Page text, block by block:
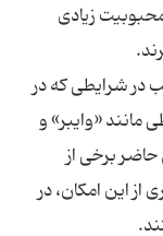
زیادی
شرایطی که در
مانند «وایبر» و
برخی از
از این امکان، در